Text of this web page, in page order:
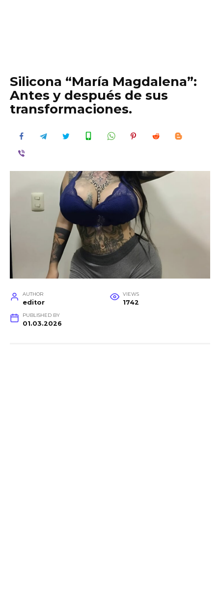
Silicona “María Magdalena”:
Antes y después de sus
transformaciones.
AUTHOR
editor
VIEWS
1742
PUBLISHED BY
01.03.2026